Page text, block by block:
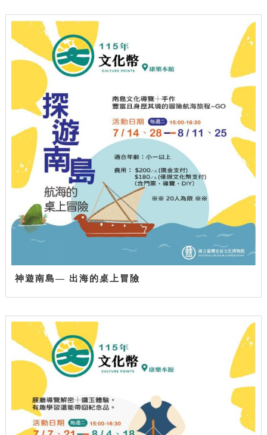
神遊南島— 出海的桌上冒險